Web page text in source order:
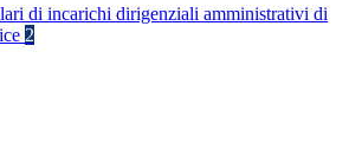
di incarichi dirigenziali amministrativi di
2